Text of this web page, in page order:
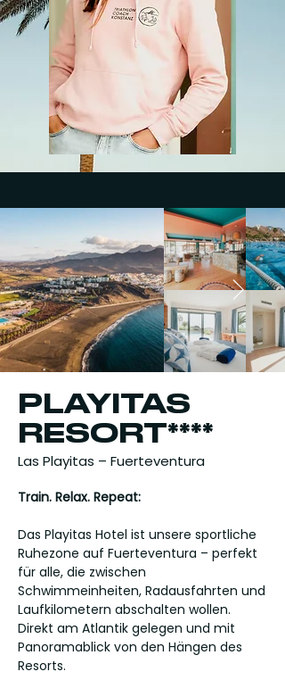
PLAYITAS
RESORT****
Las Playitas – Fuerteventura
Train. Relax. Repeat:
Das Playitas Hotel ist unsere sportliche
Ruhezone auf Fuerteventura – perfekt
für alle, die zwischen
Schwimmeinheiten, Radausfahrten und
Laufkilometern abschalten wollen.
Direkt am Atlantik gelegen und mit
Panoramablick von den Hängen des
Resorts.